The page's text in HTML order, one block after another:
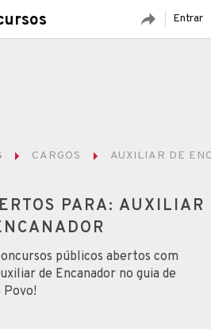
Entrar
CARGOS AUXILIAR DE
PARA: AUXILIAR
públicos abertos com
de Encanador no guia de
Povo!